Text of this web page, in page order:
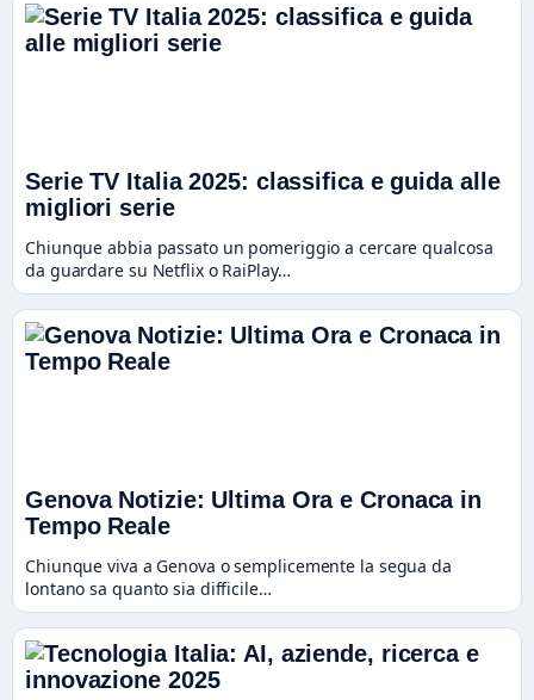
Serie TV Italia 2025: classifica e guida alle
migliori serie
Chiunque abbia passato un pomeriggio a cercare qualcosa
da guardare su Netflix o RaiPlay…
Genova Notizie: Ultima Ora e Cronaca in
Tempo Reale
Chiunque viva a Genova o semplicemente la segua da
lontano sa quanto sia difficile…